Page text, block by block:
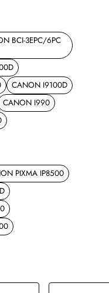
BCI-3EPC/6PC
CANON I9100D
CANON I990
PIXMA IP8500